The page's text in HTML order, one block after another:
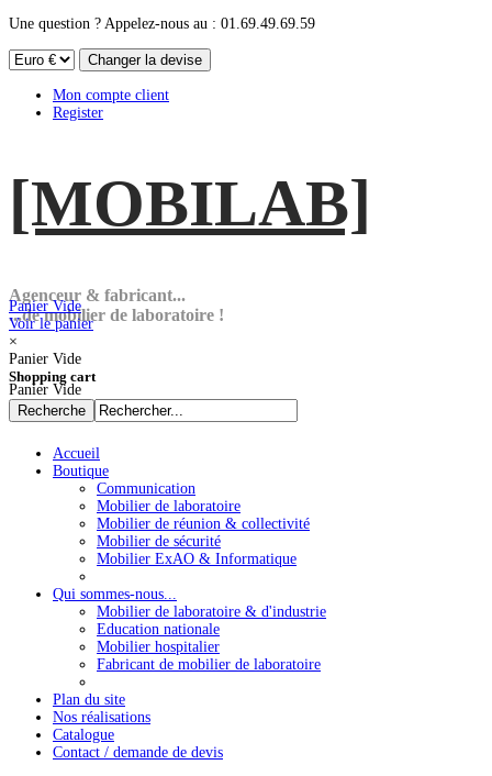
Une question ? Appelez-nous au : 01.69.49.69.59
Mon compte client
Register
[MOBILAB]
Agenceur & fabricant...
...de mobilier de laboratoire !
Panier Vide
Voir le panier
×
Panier Vide
Shopping cart
Panier Vide
Accueil
Boutique
Communication
Mobilier de laboratoire
Mobilier de réunion & collectivité
Mobilier de sécurité
Mobilier ExAO & Informatique
Qui sommes-nous...
Mobilier de laboratoire & d'industrie
Education nationale
Mobilier hospitalier
Fabricant de mobilier de laboratoire
Plan du site
Nos réalisations
Catalogue
Contact / demande de devis